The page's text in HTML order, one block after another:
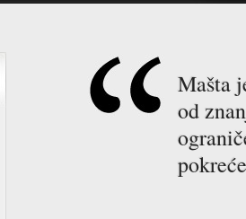
Mašta
od